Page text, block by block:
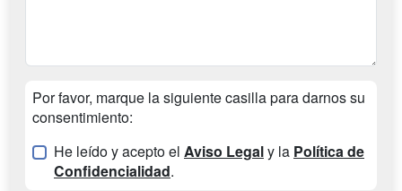
Por favor, marque la siguiente casilla para darnos su
consentimiento:
He leído y acepto el Aviso Legaly la Política de
Confidencialidad.